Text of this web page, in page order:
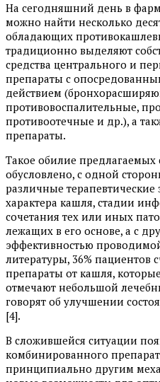
На сегодняшний день в
можно найти несколько
обладающих
традиционно выделяют
средства центрального и
препараты с
действием
противовоспалительные,
противоотечные и др.), а
препараты.
Такое обилие предлагаемых
обусловлено, с одной
различные терапевтические
характера кашля, стадии
сочетания тех или иных
лежащих в его основе, а с
эффективностью
литературы, 36% пациентов
препараты от кашля,
отмечают небольшой
говорят об улучшении
[4].
В сложившейся ситуации
комбинированного
принципиально другим